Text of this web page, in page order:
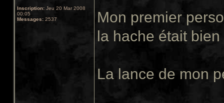
Inscription: Jeu 20 Mar 2008
00:05
Messages: 2537
Mon premier
la hache était bien
La lance de mon